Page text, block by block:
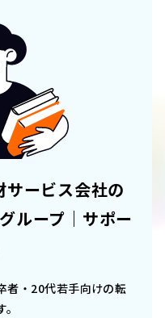
サービス会社の
ループ｜サポー
者・20代若手向けの転